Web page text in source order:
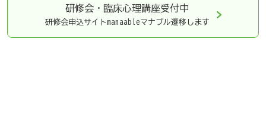
研修会・臨床心理講座受付中
研修会申込サイトmanaableマナブル遷移します